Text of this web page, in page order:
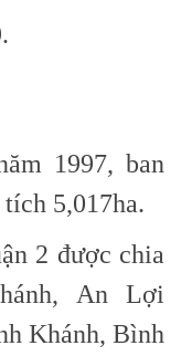
1997, ban
5,017ha.
2 được chia
An Lợi
Khánh, Bình